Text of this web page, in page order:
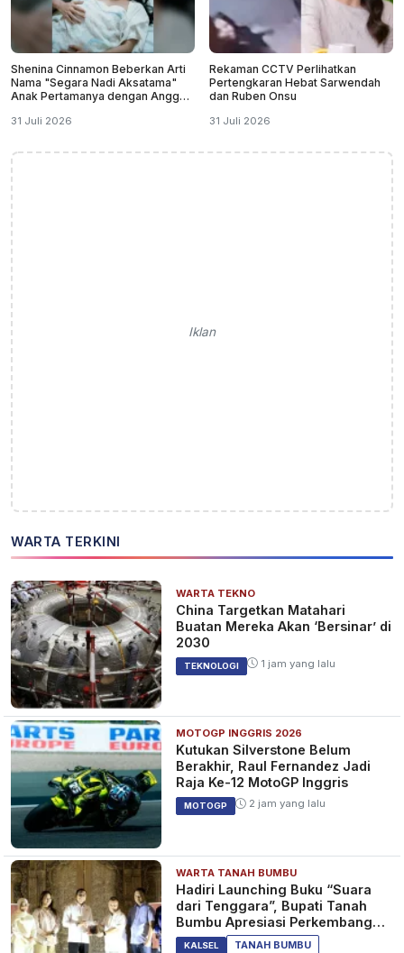
Shenina Cinnamon Beberkan Arti
Nama "Segara Nadi Aksatama"
Anak Pertamanya dengan Angga
31 Juli 2026
Rekaman CCTV Perlihatkan
Pertengkaran Hebat Sarwendah
dan Ruben Onsu
31 Juli 2026
Iklan
WARTA TERKINI
WARTA TEKNO
China Targetkan Matahari
Buatan Mereka Akan ‘Bersinar’ di
2030
TEKNOLOGI 1 jam yang lalu
MOTOGP INGGRIS 2026
Kutukan Silverstone Belum
Berakhir, Raul Fernandez Jadi
Raja Ke-12 MotoGP Inggris
MOTOGP 2 jam yang lalu
WARTA TANAH BUMBU
Hadiri Launching Buku “Suara
dari Tenggara”, Bupati Tanah
Bumbu Apresiasi Perkembangan
Literasi di Bumi Bersujud
KALSEL
TANAH BUMBU